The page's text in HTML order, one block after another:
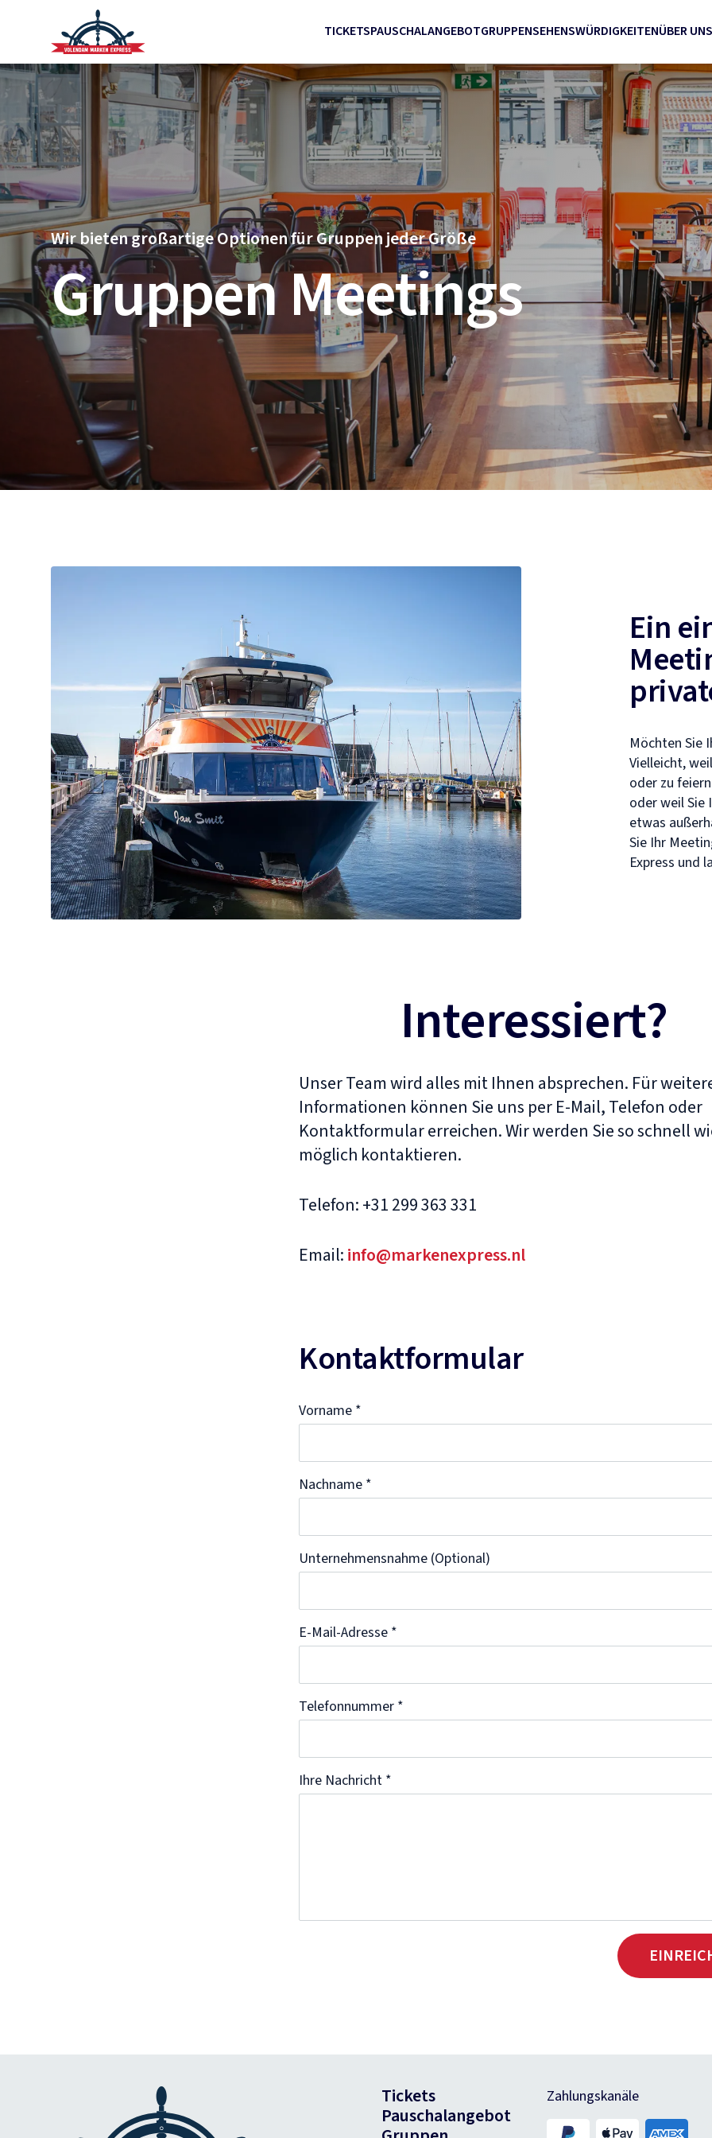
TICKETSPAUSCHALANGEBOTGRUPPENSEHENSWÜRDIGKEITENÜBER UNS
Wir bieten großartige Optionen für Gruppen jeder Größe
Gruppen Meetings
Ein
Möchten Sie
Vielleicht,
oder zu
oder weil Sie
etwas
Sie Ihr
Express und
Interessiert?
Unser Team wird alles mit Ihnen absprechen. Für
Informationen können Sie uns per E-Mail, Telefon oder
Kontaktformular erreichen. Wir werden Sie so schnell
möglich kontaktieren.
Telefon: +31 299 363 331
Email:info@markenexpress.nl
Kontaktformular
Vorname *
Nachname *
Unternehmensnahme (Optional)
E-Mail-Adresse *
Telefonnummer *
Ihre Nachricht *
Tickets
Pauschalangebot
Zahlungskanäle